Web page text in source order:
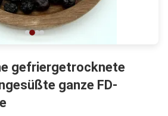
gefriergetrocknete
ganze FD-